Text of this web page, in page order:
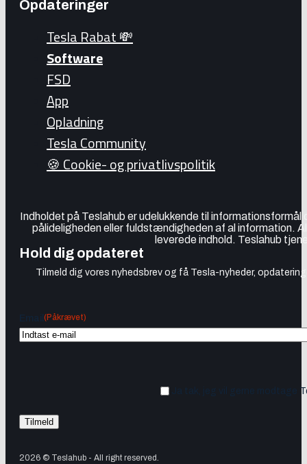
Opdateringer
Tesla Rabat 💸
Software
FSD
App
Opladning
Tesla Community
🍪 Cookie- og privatlivspolitik
Indholdet på Teslahub er udelukkende til
pålideligheden eller fuldstændigheden af al information.
leverede indhold. Teslahub
Hold dig opdateret
Tilmeld dig vores nyhedsbrev og få Tesla-nyheder,
(Påkrævet)
Ja tak, jeg vil gerne modtage
2026 © Teslahub - All right reserved.